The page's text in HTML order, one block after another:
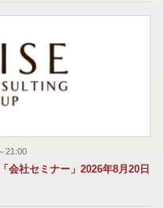
21:00
会社セミナー」2026年8月20日